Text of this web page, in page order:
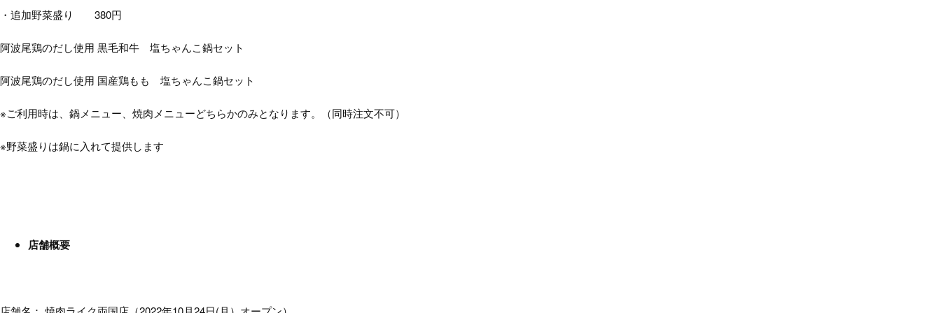
・追加野菜盛り 380円
阿波尾鶏のだし使用 黒毛和牛 塩ちゃんこ鍋セット
阿波尾鶏のだし使用 国産鶏もも 塩ちゃんこ鍋セット
※ご利用時は、鍋メニュー、焼肉メニューどちらかのみとなります。（同時注文不可）
※野菜盛りは鍋に入れて提供します
店舗概要